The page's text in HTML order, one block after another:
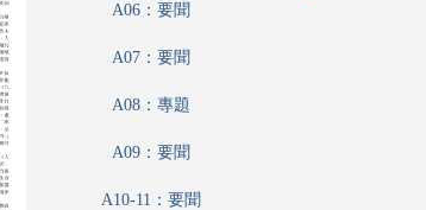
A06：要聞
A07：要聞
A08：專題
A09：要聞
A10-11：要聞